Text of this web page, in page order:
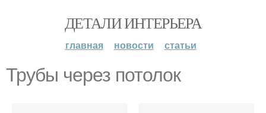
ДЕТАЛИ ИНТЕРЬЕРА
главная новости статьи
Трубы через потолок